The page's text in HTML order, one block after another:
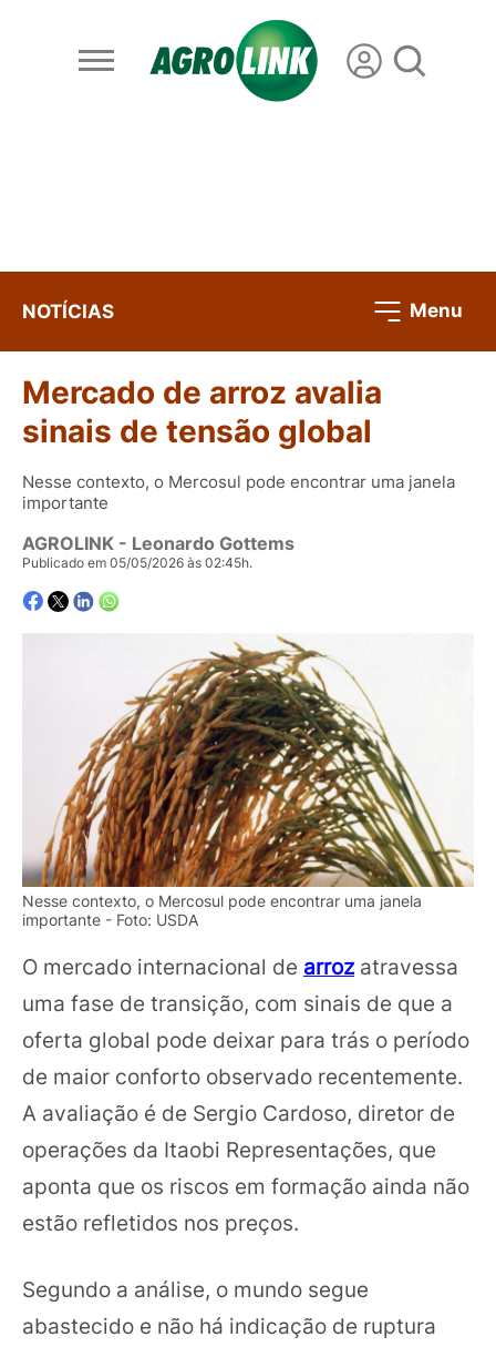
NOTÍCIAS Menu
Mercado de arroz avalia
sinais de tensão global
Nesse contexto, o Mercosul pode encontrar uma janela
importante
AGROLINK - Leonardo Gottems
Publicado em 05/05/2026 às 02:45h.
Nesse contexto, o Mercosul pode encontrar uma janela
importante - Foto: USDA
O mercado internacional de arroz atravessa
uma fase de transição, com sinais de que a
oferta global pode deixar para trás o período
de maior conforto observado recentemente.
A avaliação é de Sergio Cardoso, diretor de
operações da Itaobi Representações, que
aponta que os riscos em formação ainda não
estão refletidos nos preços.
Segundo a análise, o mundo segue
abastecido e não há indicação de ruptura